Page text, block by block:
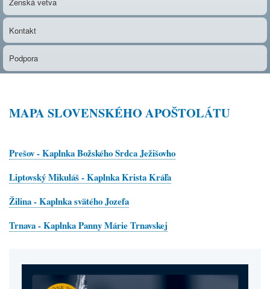
Kontakt
Podpora
MAPA SLOVENSKÉHO APOŠTOLÁTU
Prešov - Kaplnka Božského Srdca Ježišovho
Liptovský Mikuláš - Kaplnka Krista Kráľa
Žilina - Kaplnka svätého Jozefa
Trnava - Kaplnka Panny Márie Trnavskej